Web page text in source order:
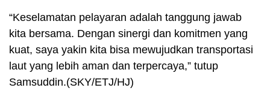
“Keselamatan pelayaran adalah tanggung jawab
kita bersama. Dengan sinergi dan komitmen yang
kuat, saya yakin kita bisa mewujudkan transportasi
laut yang lebih aman dan terpercaya,” tutup
Samsuddin.(SKY/ETJ/HJ)